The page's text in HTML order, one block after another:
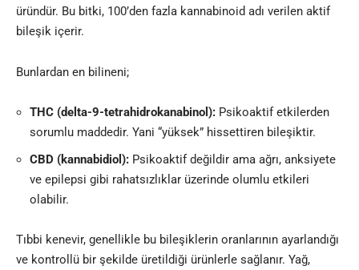
üründür. Bu bitki, 100’den fazla kannabinoid adı verilen aktif
bileşik içerir.
Bunlardan en bilineni;
THC (delta-9-tetrahidrokanabinol): Psikoaktif etkilerden
sorumlu maddedir. Yani “yüksek” hissettiren bileşiktir.
CBD (kannabidiol): Psikoaktif değildir ama ağrı, anksiyete
ve epilepsi gibi rahatsızlıklar üzerinde olumlu etkileri
olabilir.
Tıbbi kenevir, genellikle bu bileşiklerin oranlarının ayarlandığı
ve kontrollü bir şekilde üretildiği ürünlerle sağlanır. Yağ,